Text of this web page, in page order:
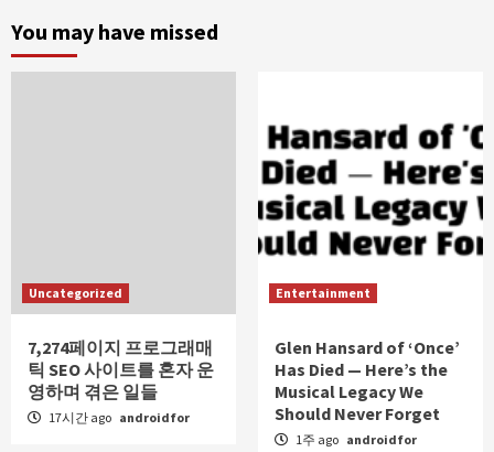
You may have missed
Uncategorized
7,274페이지 프로그래매
틱 SEO 사이트를 혼자 운
영하며 겪은 일들
17시간 ago androidfor
Entertainment
Glen Hansard of ‘Once’
Has Died — Here’s the
Musical Legacy We
Should Never Forget
1주 ago androidfor